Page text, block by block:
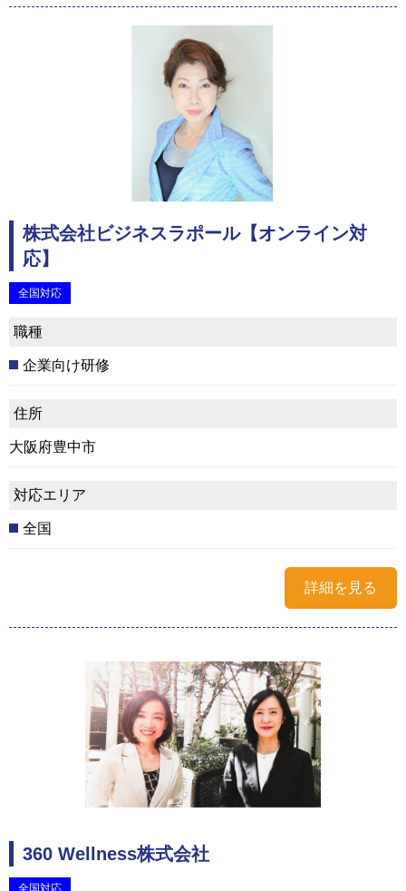
株式会社ビジネスラポール【オンライン対
応】
全国対応
職種
企業向け研修
住所
大阪府豊中市
対応エリア
全国
詳細を見る
360 Wellness株式会社
全国対応